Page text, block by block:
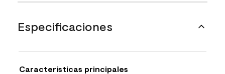
Especificaciones
Características principales